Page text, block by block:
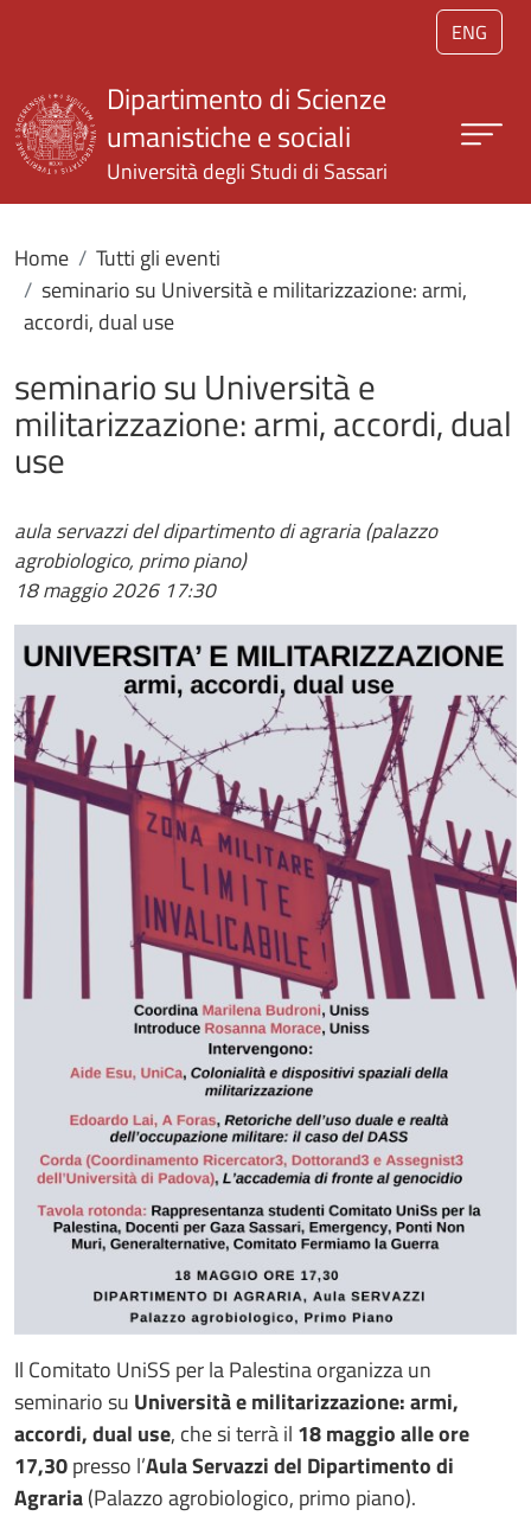
Salta al contenuto principale
ENG
Dipartimento di Scienze
umanistiche e sociali
Università degli Studi di Sassari
Home
Tutti gli eventi
seminario su Università e militarizzazione: armi,
accordi, dual use
seminario su Università e
militarizzazione: armi, accordi, dual
use
aula servazzi del dipartimento di agraria (palazzo
agrobiologico, primo piano)
18 maggio 202617:30
Il Comitato UniSS per la Palestina organizza un
seminario su Università e militarizzazione: armi,
accordi, dual use, che si terrà il 18 maggio alle ore
17,30presso l’Aula Servazzi del Dipartimento di
Agraria(Palazzo agrobiologico, primo piano).